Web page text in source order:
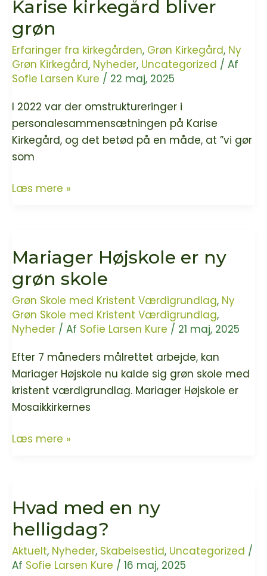
Karise kirkegård bliver
grøn
Erfaringer fra kirkegården, Grøn Kirkegård, Ny
Grøn Kirkegård, Nyheder, Uncategorized / Af
Sofie Larsen Kure / 22 maj, 2025
I 2022 var der omstruktureringer i
personalesammensætningen på Karise
Kirkegård, og det betød på en måde, at ”vi gør
som
Karise
Læs mere »
Mariager Højskole er ny
grøn skole
Grøn Skole med Kristent Værdigrundlag, Ny
Grøn Skole med Kristent Værdigrundlag,
Nyheder / Af Sofie Larsen Kure / 21 maj, 2025
Efter 7 måneders målrettet arbejde, kan
Mariager Højskole nu kalde sig grøn skole med
kristent værdigrundlag. Mariager Højskole er
Mosaikkirkernes
Mariager
grøn
skole
Læs mere »
Hvad med en ny
helligdag?
Aktuelt, Nyheder, Skabelsestid, Uncategorized /
Af Sofie Larsen Kure / 16 maj, 2025